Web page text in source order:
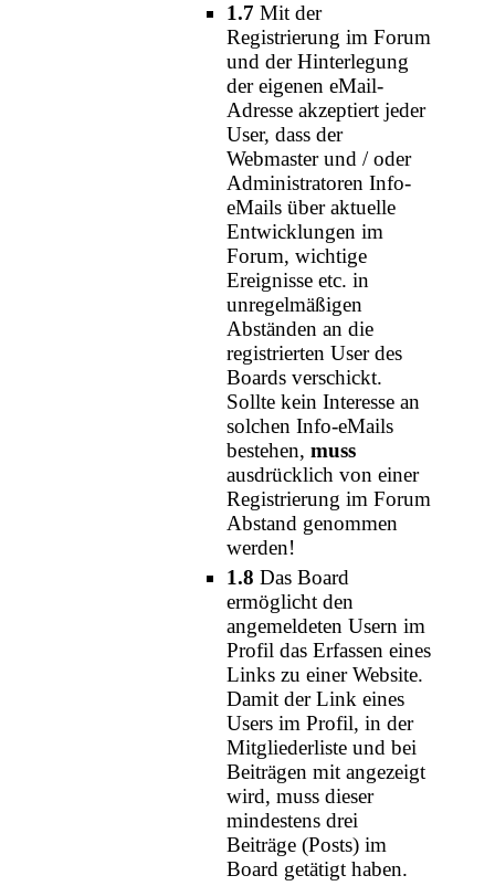
1.7 Mit der
Registrierung im Forum
und der Hinterlegung
der eigenen eMail-
Adresse akzeptiert jeder
User, dass der
Webmaster und / oder
Administratoren Info-
eMails über aktuelle
Entwicklungen im
Forum, wichtige
Ereignisse etc. in
unregelmäßigen
Abständen an die
registrierten User des
Boards verschickt.
Sollte kein Interesse an
solchen Info-eMails
bestehen, muss
ausdrücklich von einer
Registrierung im Forum
Abstand genommen
werden!
1.8 Das Board
ermöglicht den
angemeldeten Usern im
Profil das Erfassen eines
Links zu einer Website.
Damit der Link eines
Users im Profil, in der
Mitgliederliste und bei
Beiträgen mit angezeigt
wird, muss dieser
mindestens drei
Beiträge (Posts) im
Board getätigt haben.